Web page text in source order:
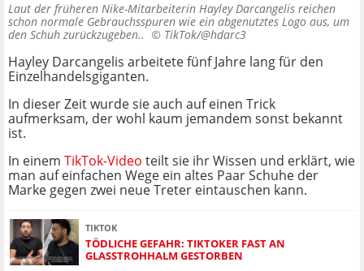
Laut der früheren Nike-Mitarbeiterin Hayley Darcangelis reichen
schon normale Gebrauchsspuren wie ein abgenutztes Logo aus, um
den Schuh zurückzugeben.. © TikTok/@hdarc3
Hayley Darcangelis arbeitete fünf Jahre lang für den
Einzelhandelsgiganten.
In dieser Zeit wurde sie auch auf einen Trick
aufmerksam, der wohl kaum jemandem sonst bekannt
ist.
In einem TikTok-Video teilt sie ihr Wissen und erklärt, wie
man auf einfachen Wege ein altes Paar Schuhe der
Marke gegen zwei neue Treter eintauschen kann.
TIKTOK
TÖDLICHE GEFAHR: TIKTOKER FAST AN
GLASSTROHHALM GESTORBEN